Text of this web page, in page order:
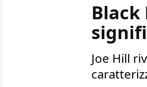
Black
Joe Hill